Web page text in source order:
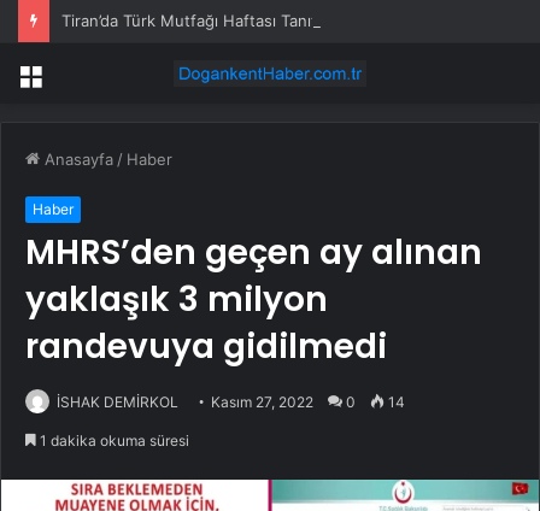
Tiran’da Türk Mutfağı Haftası Tanıtımı
Menü
Anasayfa / Haber
Haber
MHRS’den geçen ay alınan
yaklaşık 3 milyon
randevuya gidilmedi
İSHAK DEMİRKOL Kasım 27, 2022 0 14
1 dakika okuma süresi